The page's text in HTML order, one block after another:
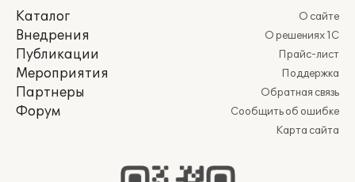
Каталог
Внедрения
Публикации
Мероприятия
Партнеры
Форум
О сайте
О решениях 1С
Прайс-лист
Поддержка
Обратная связь
Сообщить об ошибке
Карта сайта